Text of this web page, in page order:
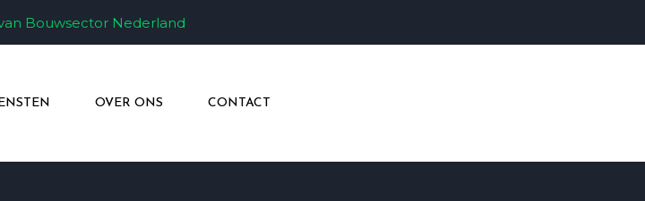
Bouwsector Nederland
OVER ONS CONTACT